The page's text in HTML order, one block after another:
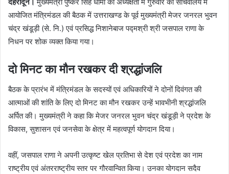
आयोजित मंत्रिमंडल की बैठक में उत्तराखण्ड के पूर्व मुख्यमंत्री मेजर जनरल भुवन
चंद्र खंडूड़ी (से. नि.) एवं प्रसिद्ध निशानेबाज पद्मश्री श्री जसपाल राणा के
निधन पर शोक व्यक्त किया गया।
दो मिनट का मौन रखकर दी श्रद्धांजलि
बैठक के प्रारंभ में मंत्रिमंडल के सदस्यों एवं अधिकारियों ने दोनों दिवंगत की
आत्माओं की शांति के लिए दो मिनट का मौन रखकर उन्हें भावभीनी श्रद्धांजलि
अर्पित की। मुख्यमंत्री ने कहा कि मेजर जनरल भुवन चंद्र खंडूड़ी ने प्रदेश के
विकास, सुशासन एवं जनसेवा के क्षेत्र में महत्वपूर्ण योगदान दिया।
वहीं, जसपाल राणा ने अपनी उत्कृष्ट खेल प्रतिभा से देश एवं प्रदेश का नाम
राष्ट्रीय एवं अंतरराष्ट्रीय स्तर पर गौरवान्वित किया। उनका योगदान सदैव